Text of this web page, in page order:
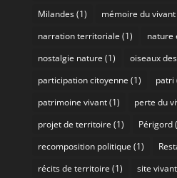
Milandes(1) mémoire du vivant
narration territoriale (1) nature
nostalgie nature (1) oiseaux
participation citoyenne (1) patri
patrimoine vivant(1) perte du
projet de territoire (1) Périgord
recomposition politique (1)
récits de territoire (1) site vivant